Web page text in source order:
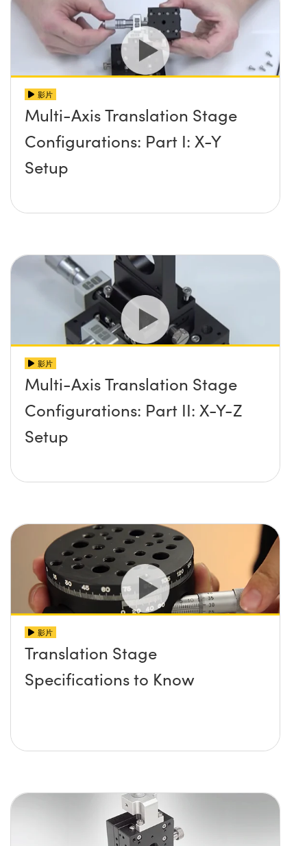
影片
Multi-Axis Translation Stage
Configurations: Part I: X-Y
Setup
影片
Multi-Axis Translation Stage
Configurations: Part II: X-Y-Z
Setup
影片
Translation Stage
Specifications to Know